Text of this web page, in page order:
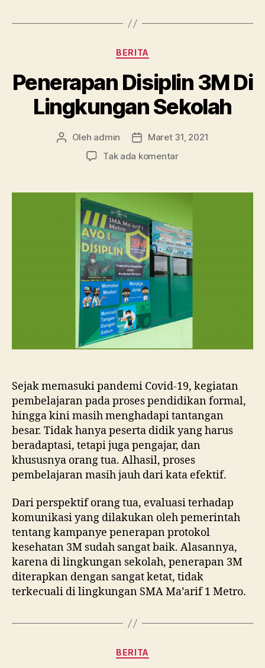
Kategori
BERITA
Penerapan Disiplin 3M Di
Lingkungan Sekolah
Penulis
artikel
Oleh admin
Tanggal
artikel
Maret 31, 2021
Tak ada komentarpada
3M
Sekolah
Sejak memasuki pandemi Covid-19, kegiatan
pembelajaran pada proses pendidikan formal,
hingga kini masih menghadapi tantangan
besar. Tidak hanya peserta didik yang harus
beradaptasi, tetapi juga pengajar, dan
khususnya orang tua. Alhasil, proses
pembelajaran masih jauh dari kata efektif.
Dari perspektif orang tua, evaluasi terhadap
komunikasi yang dilakukan oleh pemerintah
tentang kampanye penerapan protokol
kesehatan 3M sudah sangat baik. Alasannya,
karena di lingkungan sekolah, penerapan 3M
diterapkan dengan sangat ketat, tidak
terkecuali di lingkungan SMA Ma’arif 1 Metro.
Kategori
BERITA